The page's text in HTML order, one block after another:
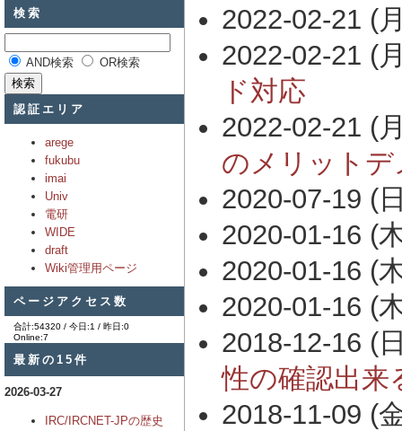
検索
AND検索 OR検索
認証エリア
arege
fukubu
imai
Univ
電研
WIDE
draft
Wiki管理用ページ
ページアクセス数
合計:54320 / 今日:1 / 昨日:0
Online:7
最新の15件
2026-03-27
IRC/IRCNET-JPの歴史
2022-02-21 (
2022-02-21 (
ド対応
2022-02-21 (
のメリット
2020-07-19 (
2020-01-16 (
2020-01-16 (
2020-01-16 (
2018-12-16 (
性の確認出来
2018-11-09 (